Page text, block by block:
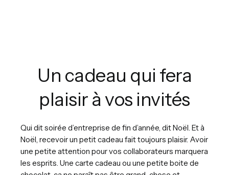
Un cadeau qui fera
plaisir à vos invités
Qui dit soirée d’entreprise de fin d’année, dit Noël. Et à
Noël, recevoir un petit cadeau fait toujours plaisir. Avoir
une petite attention pour vos collaborateurs marquera
les esprits. Une carte cadeau ou une petite boite de